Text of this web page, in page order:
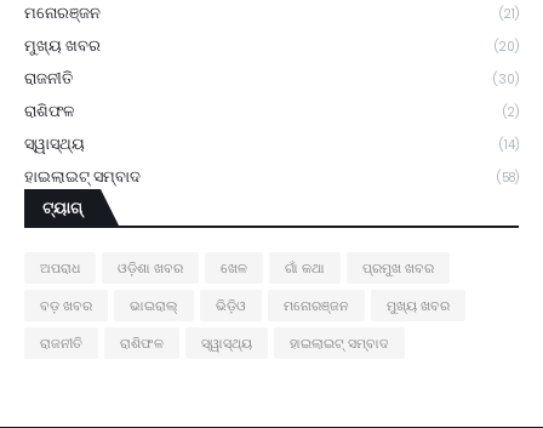
ମନୋରଞ୍ଜନ (21)
ମୁଖ୍ୟ ଖବର (20)
ରାଜନୀତି (30)
ରାଶିଫଳ (2)
ସ୍ୱାସ୍ଥ୍ୟ (14)
ହାଇଲାଇଟ୍ ସମ୍ବାଦ (58)
ଟ୍ୟାଗ୍
ଅପରାଧ ଓଡ଼ିଶା ଖବର ଖେଳ ଗାଁ କଥା
ପ୍ରମୁଖ ଖବର
ବଡ଼ ଖବର
ଭାଇରାଲ୍ ଭିଡ଼ିଓ ମନୋରଞ୍ଜନ
ମୁଖ୍ୟ ଖବର
ରାଜନୀତି
ରାଶିଫଳ ସ୍ୱାସ୍ଥ୍ୟ ହାଇଲାଇଟ୍ ସମ୍ବାଦ